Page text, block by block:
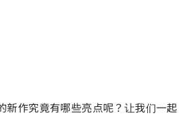
作究竟有哪些亮点呢？让我们一起